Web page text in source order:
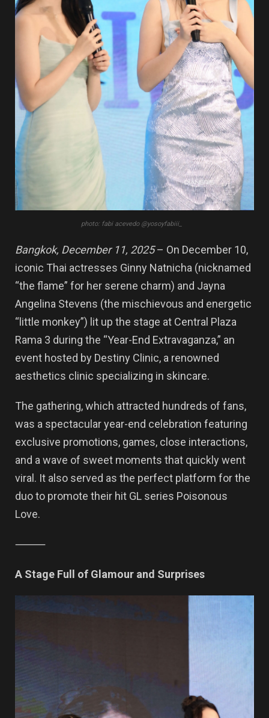
photo: fabi acevedo @yosoyfabiii_
Bangkok, December 11, 2025– On December 10,
iconic Thai actresses Ginny Natnicha (nicknamed
“the flame” for her serene charm) and Jayna
Angelina Stevens (the mischievous and energetic
“little monkey”) lit up the stage at Central Plaza
Rama 3 during the “Year-End Extravaganza,” an
event hosted by Destiny Clinic, a renowned
aesthetics clinic specializing in skincare.
The gathering, which attracted hundreds of fans,
was a spectacular year-end celebration featuring
exclusive promotions, games, close interactions,
and a wave of sweet moments that quickly went
viral. It also served as the perfect platform for the
duo to promote their hit GL series Poisonous
Love.
⸻
A Stage Full of Glamour and Surprises